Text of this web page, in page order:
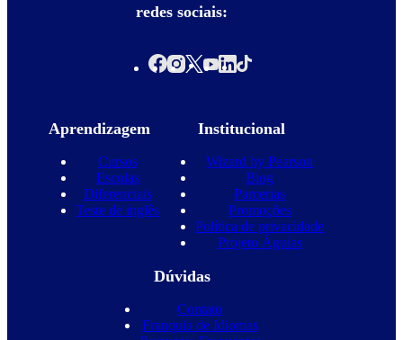
redes sociais:
Aprendizagem
Cursos
Escolas
Diferenciais
Teste de inglês
Institucional
Wizard by Pearson
Blog
Parcerias
Promoções
Política de privacidade
Projeto Águias
Dúvidas
Contato
Franquia de Idiomas